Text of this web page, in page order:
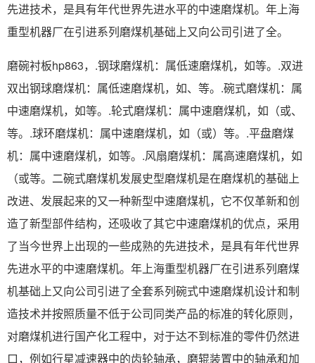
先进技术，是具有年代世界先进水平的中速磨煤机。年上海
重型机器厂在引进系列磨煤机基础上又向公司引进了全。
磨碗衬板hp863，.钢球磨煤机：属低速磨煤机，如等。.双进
双出钢球磨煤机：属低速磨煤机，如、等。.碗式磨煤机：属
中速磨煤机，如等。.轮式磨煤机：属中速磨煤机，如（或、
等。.球环磨煤机：属中速磨煤机，如（或）等。.平盘磨煤
机：属中速磨煤机，如等。.风扇磨煤机：属高速磨煤机，如
（或等。二碗式磨煤机发展史型磨煤机是在磨煤机的基础上
改进、发展起来的又一种新型中速磨煤机，它不仅革新和创
造了新型部件结构，还吸收了其它中速磨煤机的优点，采用
了当今世界上出现的一些成熟的先进技术，是具有年代世界
先进水平的中速磨煤机。年上海重型机器厂在引进系列磨煤
机基础上又向公司引进了全套系列碗式中速磨煤机设计和制
造技术并按照质量不低于公司同类产品的标准的转化原则，
对磨煤机进行国产化工程中，对于达不到标准的零件仍然进
口，例如行星减速器中的齿轮轴承，磨辊装置中的轴承和加